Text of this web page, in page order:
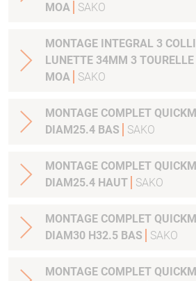
MOA
SAKO
MONTAGE INTEGRAL 3
LUNETTE 34MM 3
MOA
SAKO
MONTAGE COMPLET
DIAM25.4 BAS
SAKO
MONTAGE COMPLET
DIAM25.4 HAUT
SAKO
MONTAGE COMPLET
DIAM30 H32.5 BAS
SAKO
MONTAGE COMPLET